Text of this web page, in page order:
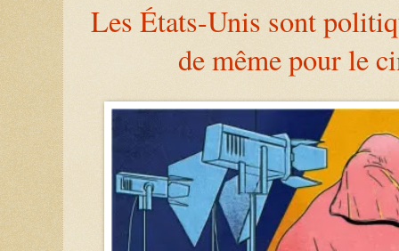
Les États-Unis sont
de même pour le